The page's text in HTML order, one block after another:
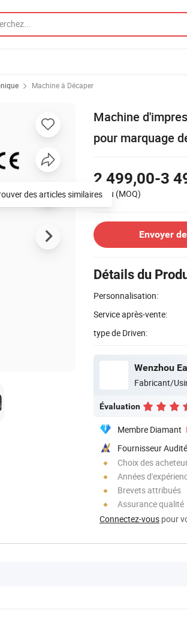
Machine à Décaper
Machine
pour marquage
2 499,00-3
1 Jeu (MOQ)
Envoyer
Détails du
Personnalisation:
Service après-vente:
type de Driven:
Fabricant/
Évaluation
Membre Diamant
Fournisseur Audité
Choix des
Années
Brevets attribués
Assurance qualité
Connectez-vous pour
des articles similaires